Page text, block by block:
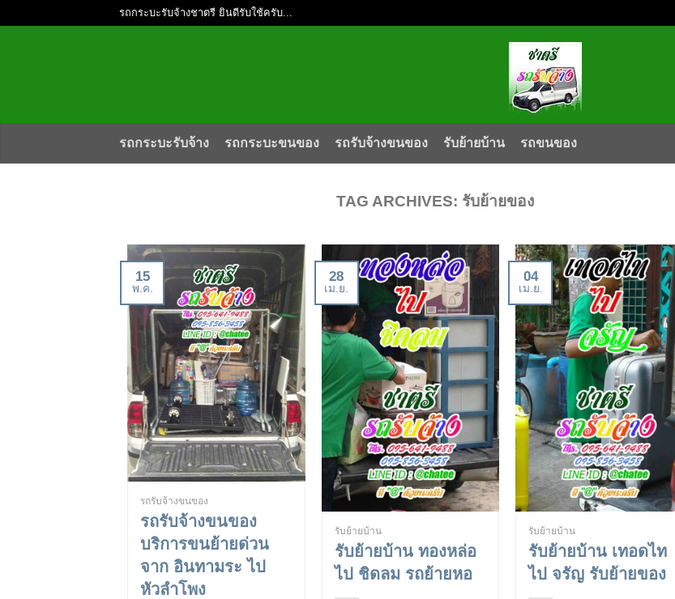
รถกระบะรับจ้างชาตรี ยินดีรับใช้ครับ...
รถกระบะรับจ้าง รถกระบะขนของ รถรับจ้างขนของ รับย้ายบ้าน รถขนของ
TAG ARCHIVES: รับย้ายของ
15
พ.ค.
รถรับจ้างขนของ
รถรับจ้างขนของ
บริการขนย้ายด่วน
จาก อินทามระ ไป
หัวลำโพง
28
เม.ย.
รับย้ายบ้าน
รับย้ายบ้าน ทองหล่อ
ไป ชิดลม รถย้ายหอ
04
เม.ย.
รับย้ายบ้าน
รับย้ายบ้าน เทอดไท
ไป จรัญ รับย้ายของ